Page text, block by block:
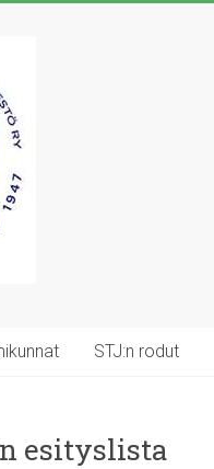
STJ:n rodut
esityslista